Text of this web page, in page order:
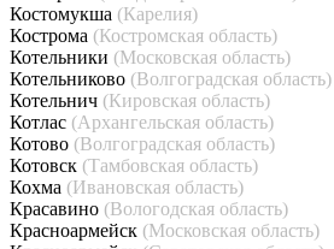
Костомукша (Карелия)
Кострома (Костромская область)
Котельники (Московская область)
Котельниково (Волгоградская область)
Котельнич (Кировская область)
Котлас (Архангельская область)
Котово (Волгоградская область)
Котовск (Тамбовская область)
Кохма (Ивановская область)
Красавино (Вологодская область)
Красноармейск (Московская область)